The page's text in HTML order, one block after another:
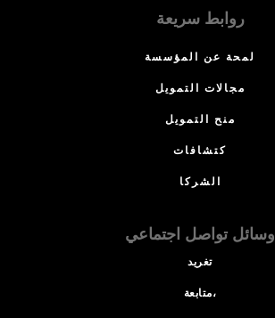
روابط سريعة
لمحة عن المؤسسة
مجالات التمويل
منح التمويل
كتشافات
الشركا
وسائل تواصل اجتماعي
تغريد
متابعة،